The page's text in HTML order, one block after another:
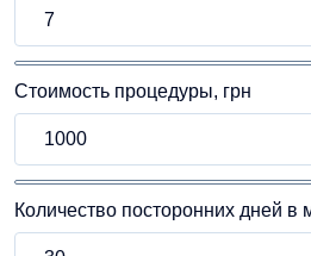
Стоимость процедуры, грн
Количество посторонних дней в